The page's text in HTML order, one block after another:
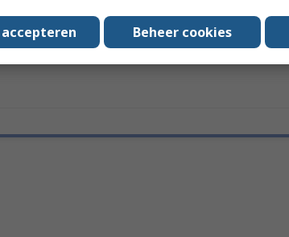
Approvals No
Beheer cookies